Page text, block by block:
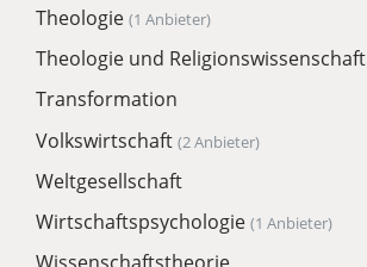
Theologie (1 Anbieter)
Theologie und Religionswissenschaft
Transformation
Volkswirtschaft (2 Anbieter)
Weltgesellschaft
Wirtschaftspsychologie (1 Anbieter)